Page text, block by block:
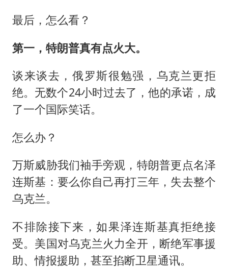
最后，怎么看？
第一，特朗普真有点火大。
谈来谈去，俄罗斯很勉强，乌克兰更拒
绝。无数个24小时过去了，他的承诺，成
了一个国际笑话。
怎么办？
万斯威胁我们袖手旁观，特朗普更点名泽
连斯基：要么你自己再打三年，失去整个
乌克兰。
不排除接下来，如果泽连斯基真拒绝接
受。美国对乌克兰火力全开，断绝军事援
助、情报援助，甚至掐断卫星通讯。